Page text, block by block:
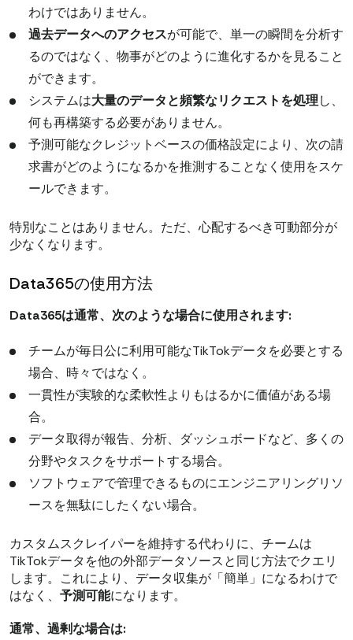
わけではありません。
過去データへのアクセスが可能で、単一の瞬間を分析す
るのではなく、物事がどのように進化するかを見ること
ができます。
システムは大量のデータと頻繁なリクエストを処理し、
何も再構築する必要がありません。
予測可能なクレジットベースの価格設定により、次の請
求書がどのようになるかを推測することなく使用をスケ
ールできます。
特別なことはありません。ただ、心配するべき可動部分が
少なくなります。
Data365の使用方法
Data365は通常、次のような場合に使用されます:
チームが毎日公に利用可能なTikTokデータを必要とする
場合、時々ではなく。
一貫性が実験的な柔軟性よりもはるかに価値がある場
合。
データ取得が報告、分析、ダッシュボードなど、多くの
分野やタスクをサポートする場合。
ソフトウェアで管理できるものにエンジニアリングリソ
ースを無駄にしたくない場合。
カスタムスクレイパーを維持する代わりに、チームは
TikTokデータを他の外部データソースと同じ方法でクエリ
します。これにより、データ収集が「簡単」になるわけで
はなく、 予測可能になります。
通常、過剰な場合は: